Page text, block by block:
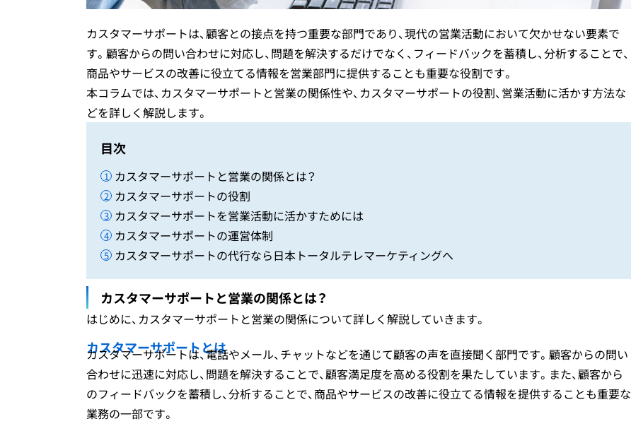
インサイドセールス
カスタマーサポートは、顧客との接点を持つ重要な部門であり、現代の営業活動において欠かせない要素で
す。顧客からの問い合わせに対応し、問題を解決するだけでなく、フィードバックを蓄積し、分析することで、
商品やサービスの改善に役立てる情報を営業部門に提供することも重要な役割です。
本コラムでは、カスタマーサポートと営業の関係性や、カスタマーサポートの役割、営業活動に活かす方法な
どを詳しく解説します。
目次
カスタマーサポートと営業の関係とは？
カスタマーサポートの役割
カスタマーサポートを営業活動に活かすためには
カスタマーサポートの運営体制
カスタマーサポートの代行なら日本トータルテレマーケティングへ
カスタマーサポートと営業の関係とは？
はじめに、カスタマーサポートと営業の関係について詳しく解説していきます。
カスタマーサポートとは
カスタマーサポートは、電話やメール、チャットなどを通じて顧客の声を直接聞く部門です。顧客からの問い
合わせに迅速に対応し、問題を解決することで、顧客満足度を高める役割を果たしています。また、顧客から
のフィードバックを蓄積し、分析することで、商品やサービスの改善に役立てる情報を提供することも重要な
業務の一部です。